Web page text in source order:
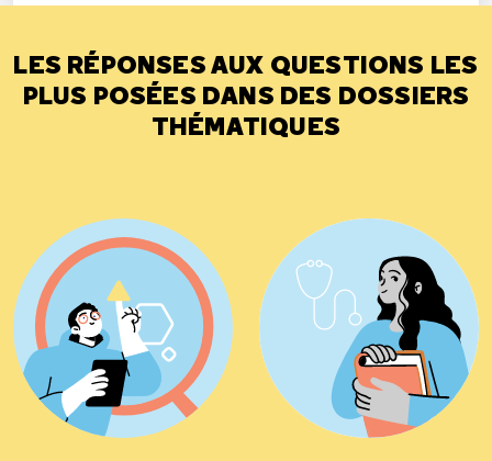
LES RÉPONSES AUX QUESTIONS LES
PLUS POSÉES DANS DES DOSSIERS
THÉMATIQUES